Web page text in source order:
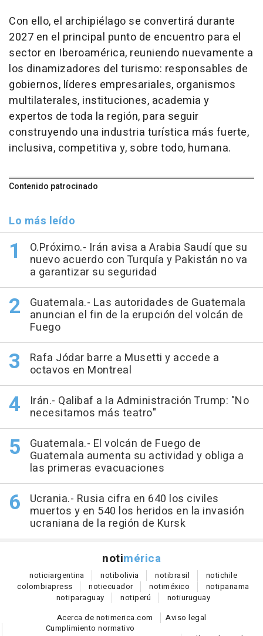
Con ello, el archipiélago se convertirá durante
2027 en el principal punto de encuentro para el
sector en Iberoamérica, reuniendo nuevamente a
los dinamizadores del turismo: responsables de
gobiernos, líderes empresariales, organismos
multilaterales, instituciones, academia y
expertos de toda la región, para seguir
construyendo una industria turística más fuerte,
inclusiva, competitiva y, sobre todo, humana.
Contenido patrocinado
Lo más leído
O.Próximo.- Irán avisa a Arabia Saudí que su
nuevo acuerdo con Turquía y Pakistán no va
a garantizar su seguridad
Guatemala.- Las autoridades de Guatemala
anuncian el fin de la erupción del volcán de
Fuego
Rafa Jódar barre a Musetti y accede a
octavos en Montreal
Irán.- Qalibaf a la Administración Trump: "No
necesitamos más teatro"
Guatemala.- El volcán de Fuego de
Guatemala aumenta su actividad y obliga a
las primeras evacuaciones
Ucrania.- Rusia cifra en 640 los civiles
muertos y en 540 los heridos en la invasión
ucraniana de la región de Kursk
notimérica
noticiargentina notibolivia notibrasil notichile
colombiapress notiecuador notiméxico notipanama
notiparaguay notiperú notiuruguay
Acerca de notimerica.com
Aviso legal
Cumplimiento normativo